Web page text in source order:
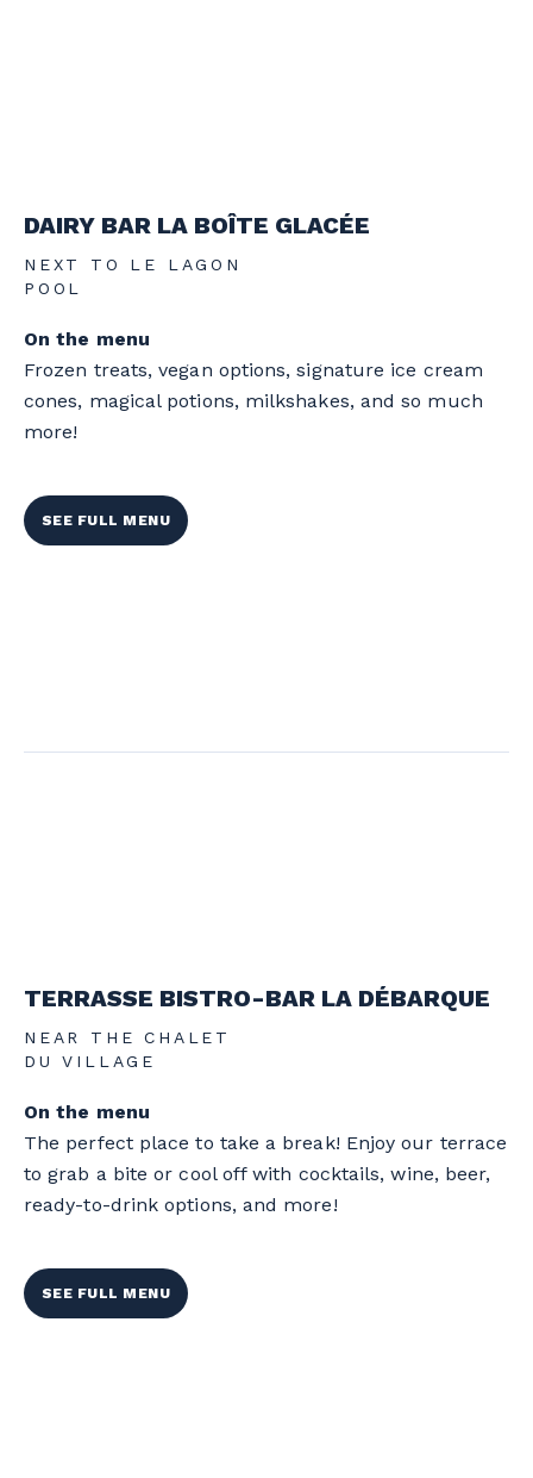
DAIRY BAR LA BOÎTE GLACÉE
NEXT TO LE LAGON
POOL
On the menu
Frozen treats, vegan options, signature ice cream
cones, magical potions, milkshakes, and so much
more!
SEE FULL MENU
TERRASSE BISTRO-BAR LA DÉBARQUE
NEAR THE CHALET
DU VILLAGE
On the menu
The perfect place to take a break! Enjoy our terrace
to grab a bite or cool off with cocktails, wine, beer,
ready-to-drink options, and more!
SEE FULL MENU